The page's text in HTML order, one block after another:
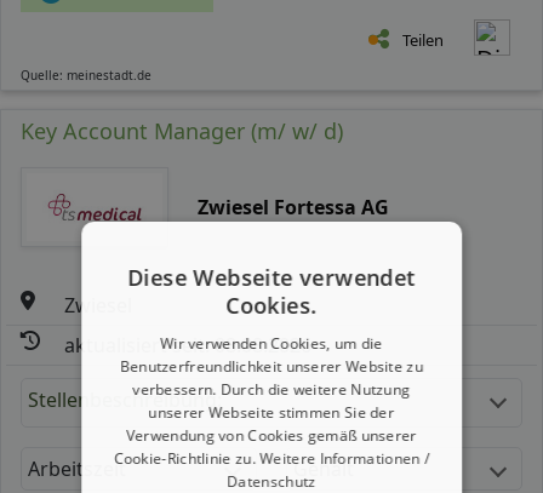
Teilen
Quelle: meinestadt.de
Key Account Manager (m/ w/ d)
Zwiesel Fortessa AG
Zwiesel
aktualisiert seit: 08.08.2026
Stellenbeschreibung:
Arbeitszeit Gehalt
Diese Webseite verwendet
Cookies.
Wir verwenden Cookies, um die
Benutzerfreundlichkeit unserer Website zu
verbessern. Durch die weitere Nutzung
unserer Webseite stimmen Sie der
Verwendung von Cookies gemäß unserer
Cookie-Richtlinie zu.Weitere Informationen /
Datenschutz